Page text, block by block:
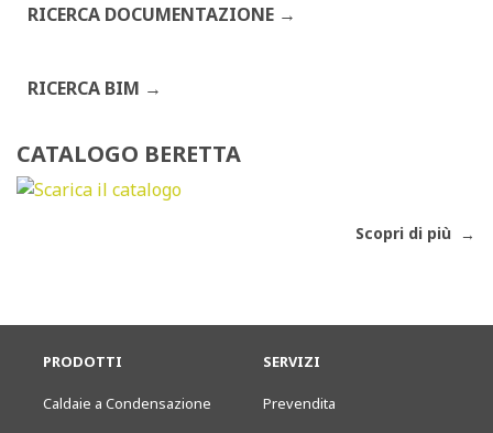
RICERCA DOCUMENTAZIONE
RICERCA BIM
CATALOGO BERETTA
Scopri di più
PRODOTTI
Caldaie a Condensazione
SERVIZI
Prevendita